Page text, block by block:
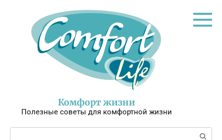
Комфорт жизни
Полезные советы для комфортной жизни
Поиск: